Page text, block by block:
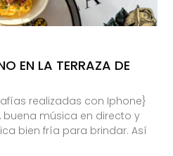
EN LA TERRAZA DE
realizadas con Iphone}
buena música en directo y
bien fría para brindar. Así